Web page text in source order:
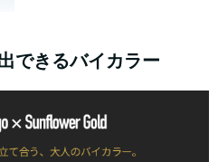
できるバイカラー